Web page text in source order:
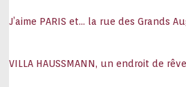
J’aime PARIS et… la rue des Grands
VILLA HAUSSMANN, un endroit de